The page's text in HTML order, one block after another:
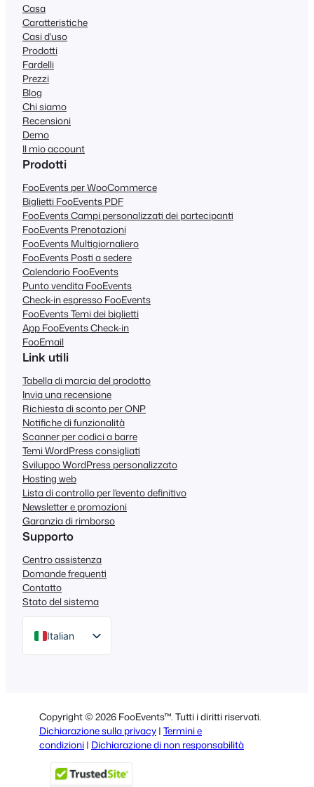
Casa
Caratteristiche
Casi d'uso
Prodotti
Fardelli
Prezzi
Blog
Chi siamo
Recensioni
Demo
Il mio account
Prodotti
FooEvents per WooCommerce
Biglietti FooEvents PDF
FooEvents Campi personalizzati dei partecipanti
FooEvents Prenotazioni
FooEvents Multigiornaliero
FooEvents Posti a sedere
Calendario FooEvents
Punto vendita FooEvents
Check-in espresso FooEvents
FooEvents Temi dei biglietti
App FooEvents Check-in
FooEmail
Link utili
Tabella di marcia del prodotto
Invia una recensione
Richiesta di sconto per ONP
Notifiche di funzionalità
Scanner per codici a barre
Temi WordPress consigliati
Sviluppo WordPress personalizzato
Hosting web
Lista di controllo per l'evento definitivo
Newsletter e promozioni
Garanzia di rimborso
Supporto
Centro assistenza
Domande frequenti
Contatto
Stato del sistema
Italian
Spanish
Portuguese
French
Copyright © 2026 FooEvents™. Tutti i diritti riservati.
Dichiarazione sulla privacy | Termini e
condizioni | Dichiarazione di non responsabilità